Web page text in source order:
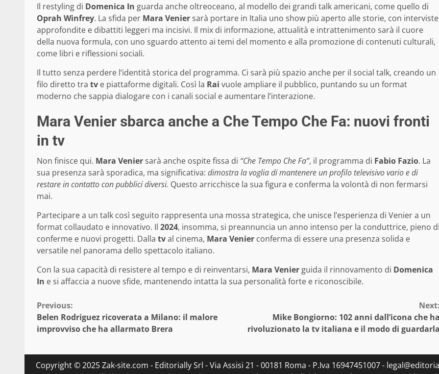
Il restyling di Domenica In guarda anche oltreoceano, al modello dei grandi talk americani, come quello di
Oprah Winfrey. La sfida per Mara Veniersarà portare in Italia uno show più aperto alle storie, con interviste
approfondite e dibattiti leggeri ma incisivi. Il mix di informazione, attualità e intrattenimento sarà il cuore
della nuova formula, con uno sguardo attento ai temi del momento e alla promozione di contenuti culturali,
come libri e riflessioni sociali.
Il tutto senza perdere l’identità storica del programma. Ci sarà più spazio anche per il social talk, creando un
filo diretto tra tv e piattaforme digitali. Così la Rai vuole ampliare il pubblico, puntando su un format
moderno che sappia dialogare con i canali social e aumentare l’interazione.
Mara Venier sbarca anche a Che Tempo Che Fa: nuovi fronti
in tv
Non finisce qui. Mara Veniersarà anche ospite fissa di “Che Tempo Che Fa”, il programma di Fabio Fazio. La
sua presenza sarà sporadica, ma significativa: dimostra la voglia di mantenere un profilo televisivo vario e di
restare in contatto con pubblici diversi. Questo arricchisce la sua figura e conferma la volontà di non fermarsi
mai.
Partecipare a un talk così seguito rappresenta una mossa strategica, che unisce l’esperienza di Venier a un
format collaudato e innovativo. Il 2024, insomma, si preannuncia un anno intenso per la conduttrice, pieno
conferme e nuovi progetti. Dalla tval cinema, Mara Venier conferma di essere una presenza solida e
versatile nel panorama dello spettacolo italiano.
Con la sua capacità di resistere al tempo e di reinventarsi, Mara Venier guida il rinnovamento di Domenica
In e si affaccia a nuove sfide, mantenendo intatta la sua personalità forte e riconoscibile.
Continue
Reading
Previous:
Belen Rodriguez ricoverata a Milano: il malore
improvviso che ha allarmato Brera
Mike Bongiorno: 102 anni dall’icona che
rivoluzionato la tv italiana e il modo di
Copyright © 2025 Zak-site.com - Editorially Srl - Via Assisi 21 - 00181 Roma - P.Iva 16947451007 -